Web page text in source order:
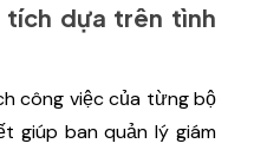
tích dựa trên tình
công việc của từng bộ
giúp ban quản lý giám